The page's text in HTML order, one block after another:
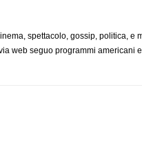
spettacolo, gossip, politica, e
web seguo programmi americani e